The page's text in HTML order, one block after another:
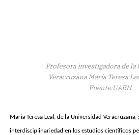
Profesora investigadora de la
Veracruzana María Teresa
Fuente:UAEH
María Teresa Leal, de la Universidad Veracruzana,
interdisciplinariedad en los estudios científicos